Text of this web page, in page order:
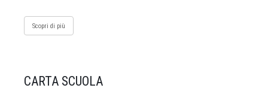
Scopri di più
CARTA SCUOLA